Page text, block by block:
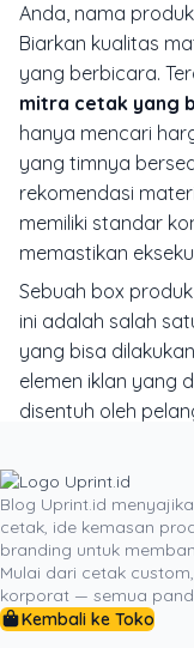
Anda, nama
Biarkan kualitas
yang berbicara.
mitra cetak yang
hanya mencari
yang timnya
rekomendasi
memiliki standar
memastikan
Sebuah box
ini adalah salah
yang bisa
elemen iklan yang
disentuh oleh
membenarkan
pembeli pertama
biarkan kerja keras
berkualitas tinggi
produk Anda
tidak hanya
Blog Uprint.id
cetak, ide kemasan
branding untuk
Mulai dari cetak
korporat — semua
Kembali ke Toko